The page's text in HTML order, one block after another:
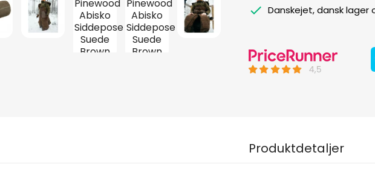
Danskejet, dansk lager
Produktdetaljer